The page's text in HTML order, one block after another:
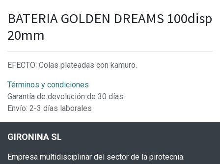
BATERIA GOLDEN DREAMS 100disp
20mm
EFECTO: Colas plateadas con kamuro.
Términos y condiciones
Garantía de devolución de 30 días
Envío: 2-3 días laborales
GIRONINA SL
Empresa multidisciplinar del sector de la pirotecnia.